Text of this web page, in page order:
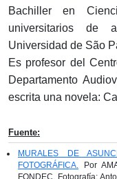
Bachiller en
universitarios de
Universidad de São
Es profesor del
Departamento
escrita una novela:
Fuente:
MURALES DE
FOTOGRÁFICA. Por
FONDEC, Fotografía: